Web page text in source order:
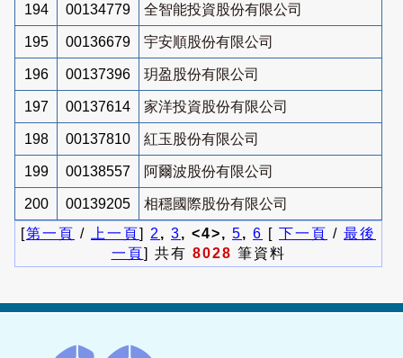
194 00134779 全智能投資股份有限公司
195 00136679 宇安順股份有限公司
196 00137396 玥盈股份有限公司
197 00137614 家洋投資股份有限公司
198 00137810 紅玉股份有限公司
199 00138557 阿爾波股份有限公司
200 00139205
相穩國際股份有限公司
[第一頁 / 上一頁] 2 , 3, <4>, 5, 6 [ 下一頁 / 最後
一頁] 共有 8028 筆資料